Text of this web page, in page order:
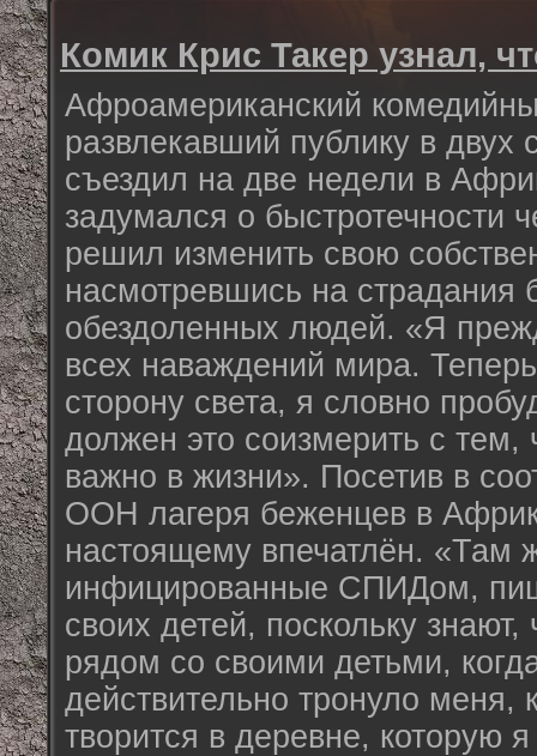
Комик Крис Такер узнал,
Афроамериканский
развлекавший публику в двух
съездил на две недели в
задумался о быстротечности
решил изменить свою
насмотревшись на страдания
обездоленных людей. «Я
всех наваждений мира.
сторону света, я словно
должен это соизмерить с тем,
важно в жизни». Посетив в
ООН лагеря беженцев в
настоящему впечатлён. «Там
инфицированные СПИДом,
своих детей, поскольку знают,
рядом со своими детьми,
действительно тронуло меня,
творится в деревне, которую